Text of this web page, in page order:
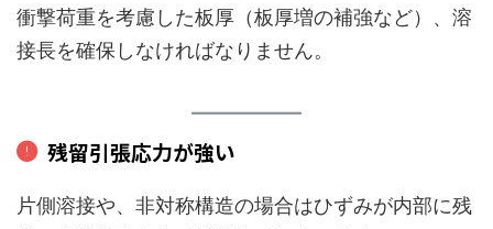
衝撃荷重を考慮した板厚（板厚増の補強など）、溶
接長を確保しなければなりません。
残留引張応力が強い
片側溶接や、非対称構造の場合はひずみが内部に残